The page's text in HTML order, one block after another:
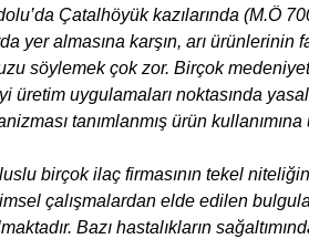
Çatalhöyük kazılarında (M.Ö
yer almasına karşın, arı
söylemek çok zor. Birçok
üretim uygulamaları noktasında
tanımlanmış ürün
birçok ilaç firmasının tekel
çalışmalardan elde edilen
Bazı hastalıkların